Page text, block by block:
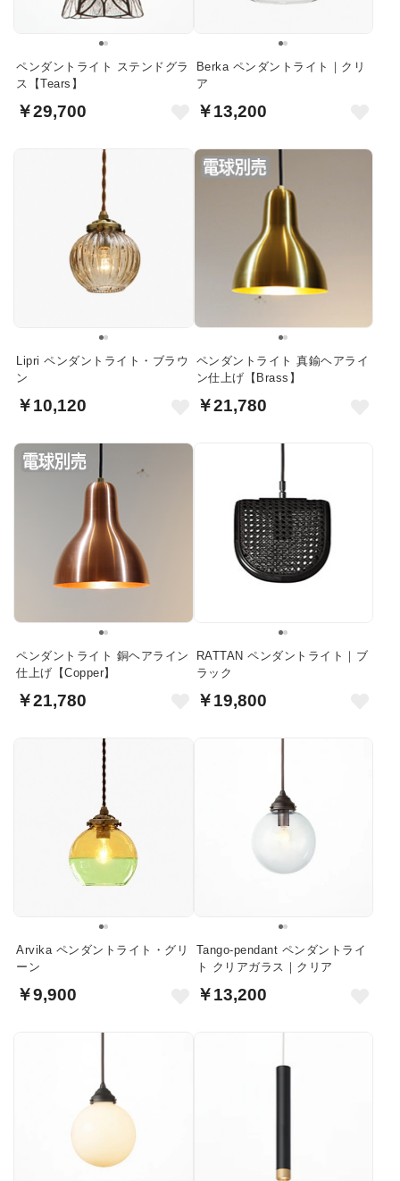
ペンダントライト ステンドグラ
ス【Tears】
￥29,700
Berka ペンダントライト｜クリ
ア
￥13,200
Lipri ペンダントライト・ブラウ
ン
￥10,120
ペンダントライト 真鍮ヘアライ
ン仕上げ【Brass】
￥21,780
ペンダントライト 銅ヘアライン
仕上げ【Copper】
￥21,780
RATTAN ペンダントライト｜ブ
ラック
￥19,800
Arvika ペンダントライト・グリ
ーン
￥9,900
Tango-pendant ペンダントライ
ト クリアガラス｜クリア
￥13,200